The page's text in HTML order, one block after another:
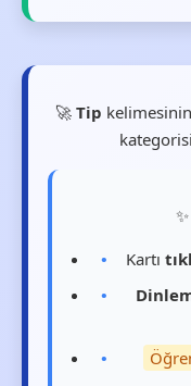
🚀 Tip kelimesinin
✨
Kartı